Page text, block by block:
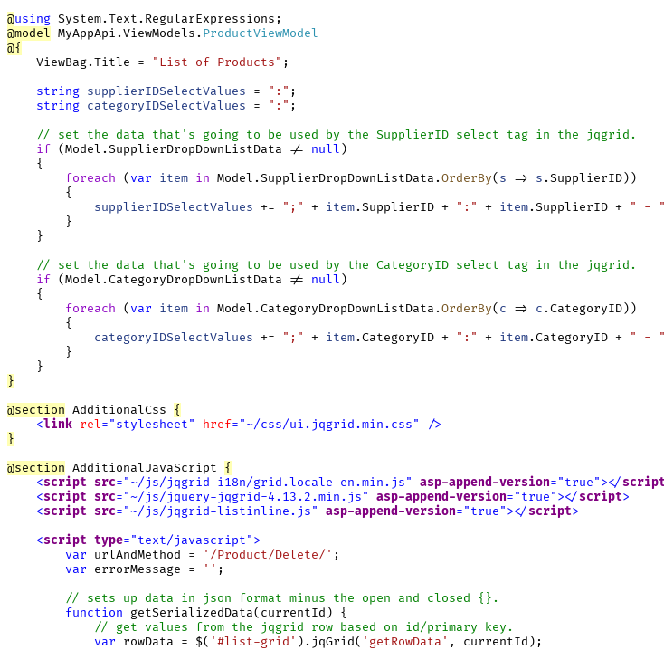
@using
@model MyAppApi.ViewModels. ProductViewModel
@{
ViewBag.Title =
"List of Products" ;
string supplierIDSelectValues = ":" ;
string categoryIDSelectValues = ":" ;
// set the data that's going to be used by the SupplierID select tag in the jqgrid.
if (Model.SupplierDropDownListData != null )
{
foreach ( var item in Model.SupplierDropDownListData.OrderBy( s => s .SupplierID))
{
supplierIDSelectValues += ";" + item.SupplierID + ":" + item.SupplierID + " - "
}
}
// set the data that's going to be used by the CategoryID select tag in the jqgrid.
if (Model.CategoryDropDownListData != null )
{
foreach ( var item in Model.CategoryDropDownListData.OrderBy( c => c .CategoryID))
{
categoryIDSelectValues += ";" + item.CategoryID + ":" + item.CategoryID + " - "
}
}
@section AdditionalCss {
<link rel="stylesheet" href="~/css/ui.jqgrid.min.css" />
}
@section AdditionalJavaScript {
<script src="~/js/jqgrid-i18n/grid.locale-en.min.js" asp-append-version="true"></
<script src="~/js/jquery-jqgrid-4.13.2.min.js" asp-append-version="true"></script>
<script src="~/js/jqgrid-listinline.js" asp-append-version="true"></script>
<script type="text/javascript">
var urlAndMethod = '/Product/Delete/' ;
var errorMessage = '' ;
function getSerializedData(currentId) {
// get values from the jqgrid row based on id/primary key.
var rowData = $( '#list-grid' ).jqGrid( 'getRowData' , currentId);